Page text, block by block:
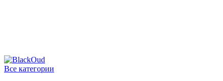
Все категории